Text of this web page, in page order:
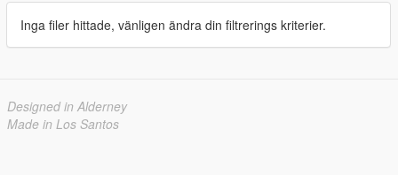
Inga filer hittade, vänligen ändra din filtrerings kriterier.
Designed in Alderney
Made in Los Santos